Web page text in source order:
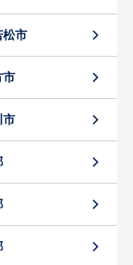
松市
市
市